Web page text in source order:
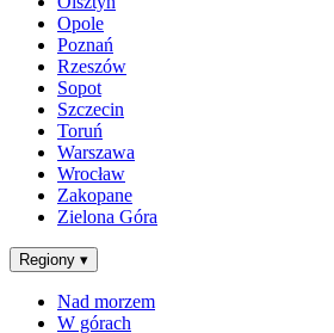
Opole
Poznań
Rzeszów
Sopot
Szczecin
Toruń
Warszawa
Wrocław
Zakopane
Zielona Góra
Regiony ▾
Nad morzem
W górach